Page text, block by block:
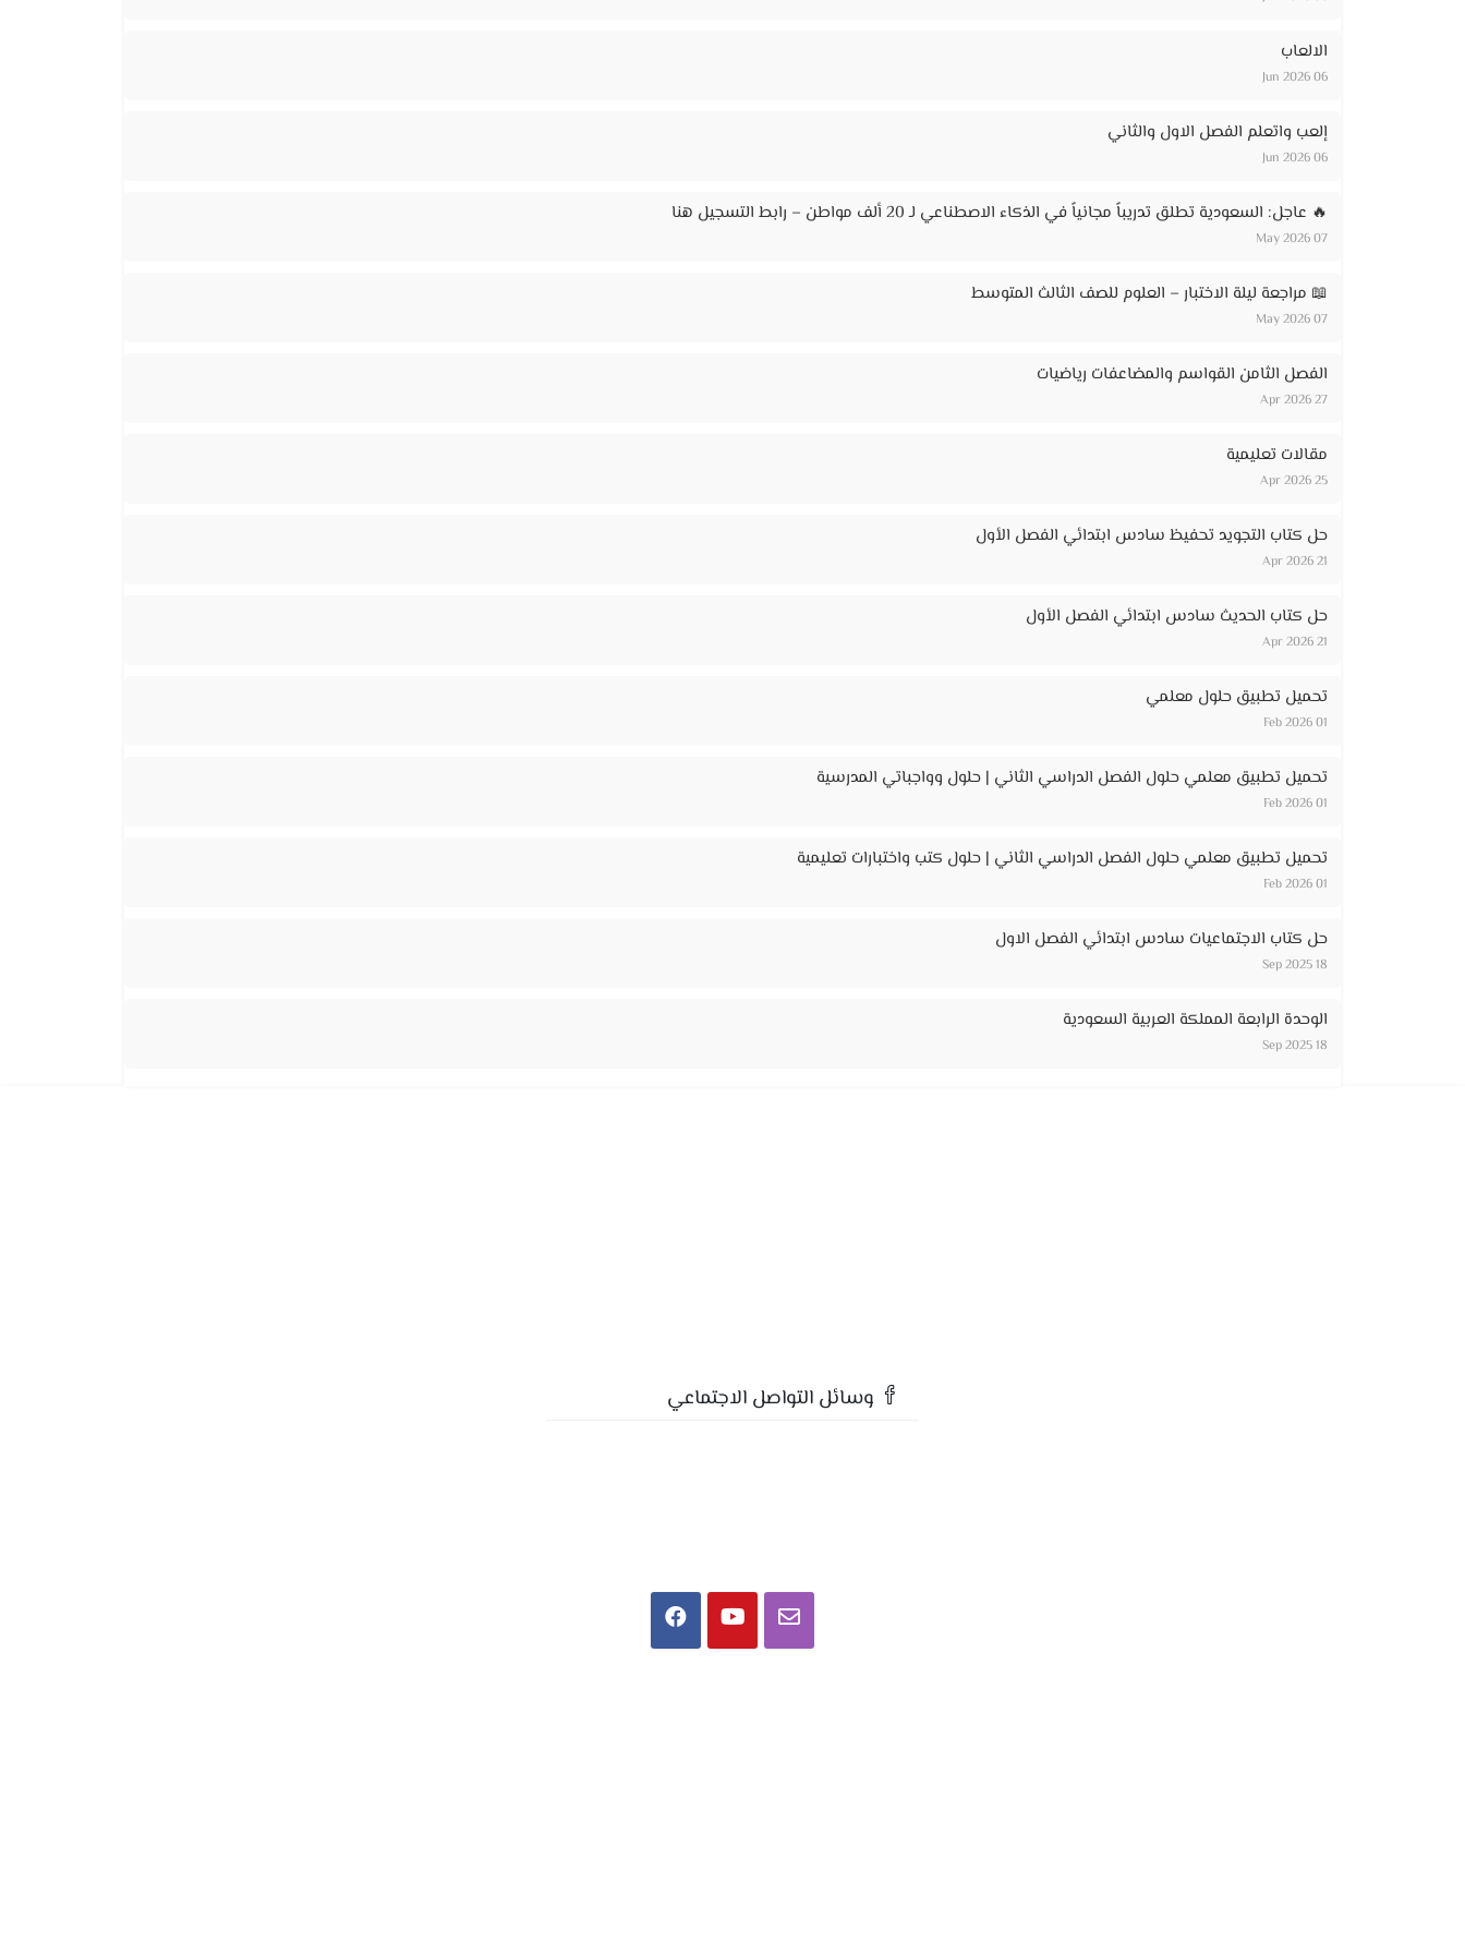
الالعاب
06 Jun 2026
إلعب واتعلم الفصل الاول والثاني
06 Jun 2026
🔥 عاجل: السعودية تطلق تدريباً مجانياً في الذكاء الاصطناعي لـ 20 ألف مواطن – رابط التسجيل هنا
07 May 2026
📖 مراجعة ليلة الاختبار – العلوم للصف الثالث المتوسط
07 May 2026
الفصل الثامن القواسم والمضاعفات رياضيات
27 Apr 2026
مقالات تعليمية
25 Apr 2026
حل كتاب التجويد تحفيظ سادس ابتدائي الفصل الأول
21 Apr 2026
حل كتاب الحديث سادس ابتدائي الفصل الأول
21 Apr 2026
تحميل تطبيق حلول معلمي
01 Feb 2026
تحميل تطبيق معلمي حلول الفصل الدراسي الثاني | حلول وواجباتي المدرسية
01 Feb 2026
تحميل تطبيق معلمي حلول الفصل الدراسي الثاني | حلول كتب واختبارات تعليمية
01 Feb 2026
حل كتاب الاجتماعيات سادس ابتدائي الفصل الاول
18 Sep 2025
الوحدة الرابعة المملكة العربية السعودية
18 Sep 2025
وسائل التواصل الاجتماعي